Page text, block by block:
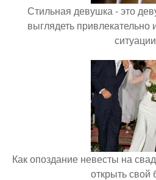
Стильная девушка - это
выглядеть привлекательно
Как опоздание невесты на
открыть свой